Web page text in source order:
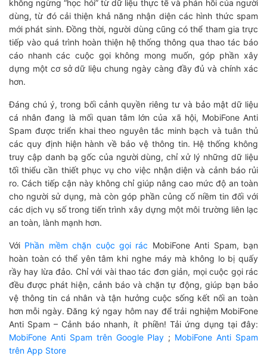
không ngừng “học hỏi” từ dữ liệu thực tế và phản hồi của người
dùng, từ đó cải thiện khả năng nhận diện các hình thức spam
mới phát sinh. Đồng thời, người dùng cũng có thể tham gia trực
tiếp vào quá trình hoàn thiện hệ thống thông qua thao tác báo
cáo nhanh các cuộc gọi không mong muốn, góp phần xây
dựng một cơ sở dữ liệu chung ngày càng đầy đủ và chính xác
hơn.
Đáng chú ý, trong bối cảnh quyền riêng tư và bảo mật dữ liệu
cá nhân đang là mối quan tâm lớn của xã hội, MobiFone Anti
Spam được triển khai theo nguyên tắc minh bạch và tuân thủ
các quy định hiện hành về bảo vệ thông tin. Hệ thống không
truy cập danh bạ gốc của người dùng, chỉ xử lý những dữ liệu
tối thiểu cần thiết phục vụ cho việc nhận diện và cảnh báo rủi
ro. Cách tiếp cận này không chỉ giúp nâng cao mức độ an toàn
cho người sử dụng, mà còn góp phần củng cố niềm tin đối với
các dịch vụ số trong tiến trình xây dựng một môi trường liên lạc
an toàn, lành mạnh hơn.
Với Phần mềm chặn cuộc gọi rác MobiFone Anti Spam, bạn
hoàn toàn có thể yên tâm khi nghe máy mà không lo bị quấy
rầy hay lừa đảo. Chỉ với vài thao tác đơn giản, mọi cuộc gọi rác
đều được phát hiện, cảnh báo và chặn tự động, giúp bạn bảo
vệ thông tin cá nhân và tận hưởng cuộc sống kết nối an toàn
hơn mỗi ngày. Đăng ký ngay hôm nay để trải nghiệm MobiFone
Anti Spam – Cảnh báo nhanh, ít phiền! Tải ứng dụng tại đây:
MobiFone Anti Spam trên Google Play ; MobiFone Anti Spam
trên App Store